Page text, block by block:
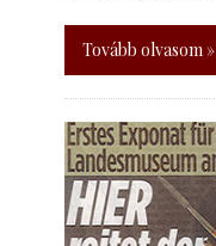
Tovább olvasom »